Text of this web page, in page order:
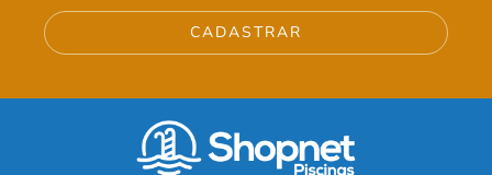
CADASTRAR